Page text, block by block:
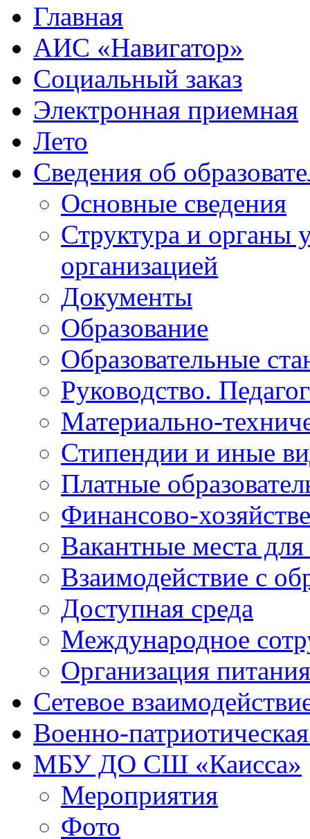
Главная
АИС «Навигатор»
Социальный заказ
Электронная приемная
Лето
Сведения об
Основные сведения
Структура и органы
организацией
Документы
Образование
Образовательные
Руководство.
Материально-
Стипендии и иные
Платные
Финансово-
Вакантные места
Взаимодействие с
Доступная среда
Международное
Организация питания
Сетевое
Военно-
МБУ ДО СШ «Каисса»
Мероприятия
Фото